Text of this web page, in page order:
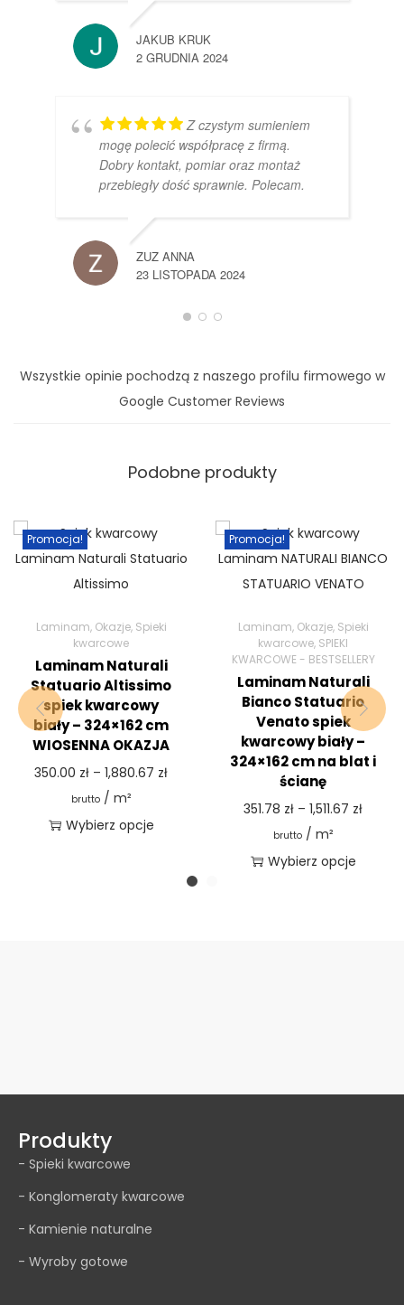
JAKUB KRUK
2 GRUDNIA 2024
Z czystym sumieniem
mogę polecić współpracę z firmą.
Dobry kontakt, pomiar oraz montaż
przebiegły dość sprawnie. Polecam.
ZUZ ANNA
23 LISTOPADA 2024
Wszystkie opinie pochodzą z naszego profilu firmowego w
Google Customer Reviews
Podobne produkty
Promocja!
Laminam, Okazje, Spieki
kwarcowe
Laminam Naturali
Statuario Altissimo
spiek kwarcowy
biały – 324×162 cm
WIOSENNA OKAZJA
350.00 zł – 1,880.67 zł
brutto/ m²
Wybierz opcje
Promocja!
Laminam, Okazje, Spieki
kwarcowe, SPIEKI
KWARCOWE - BESTSELLERY
Laminam Naturali
Bianco Statuario
Venato spiek
kwarcowy biały –
324×162 cm na blat i
ścianę
351.78 zł – 1,511.67 zł
brutto/ m²
Wybierz opcje
Produkty
- Spieki kwarcowe
- Konglomeraty kwarcowe
- Kamienie naturalne
- Wyroby gotowe